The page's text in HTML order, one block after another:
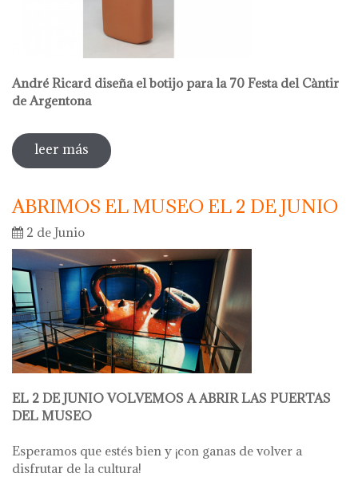
André Ricard diseña el botijo para la 70 Festa del Càntir
de Argentona
leer más sobre venta en el museo
ABRIMOS EL MUSEO EL 2 DE JUNIO
2 de Junio
EL 2 DE JUNIO VOLVEMOS A ABRIR LAS PUERTAS
DEL MUSEO
Esperamos que estés bien y ¡con ganas de volver a
disfrutar de la cultura!